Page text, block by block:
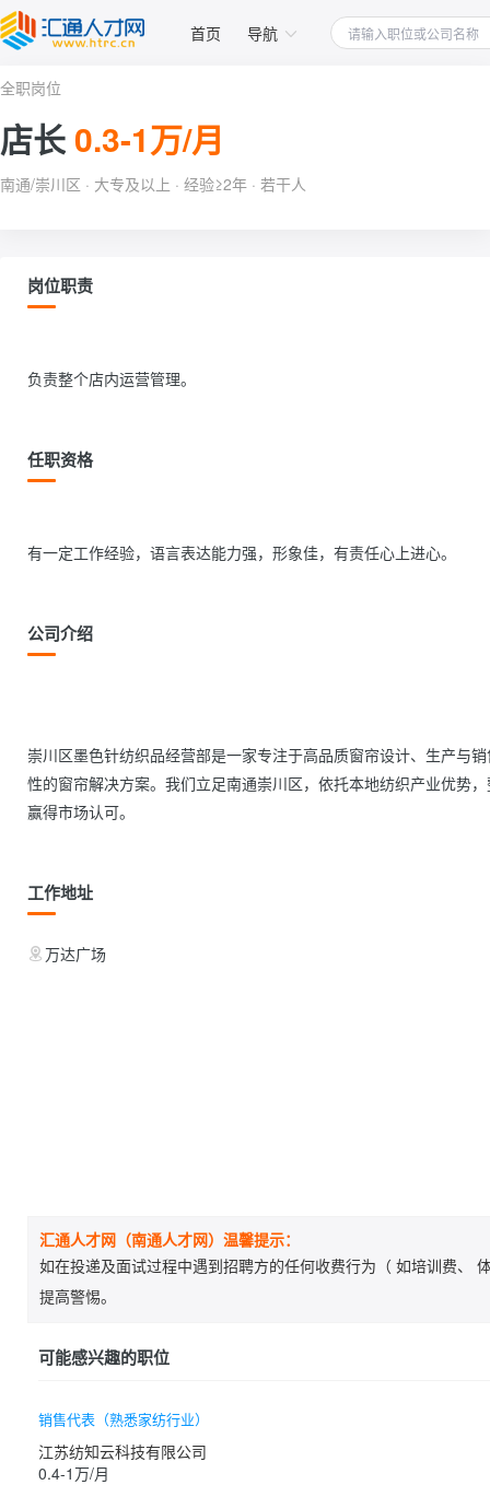
首页 导航
全职岗位
店长0.3-1万/月
南通/崇川区 · 大专及以上 · 经验≥2年 · 若干人
岗位职责
负责整个店内运营管理。
任职资格
有一定工作经验，语言表达能力强，形象佳，有责任心上
公司介绍
崇川区墨色针纺织品经营部是一家专注于高品质窗帘设计、生产与
性的窗帘解决方案。我们立足南通崇川区，依托本地纺织产业优势
赢得市场认可。
工作地址
万达广场
汇通人才网（南通人才网）温馨提示：
如在投递及面试过程中遇到招聘方的任何收费行为（ 如培训费、
提高警惕。
可能感兴趣的职位
销售代表（熟悉家纺行业）
江苏纺知云科技有限公司
0.4-1万/月